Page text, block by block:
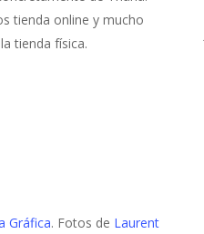
tienda online y mucho
tienda física.
Gráfica. Fotos de Laurent